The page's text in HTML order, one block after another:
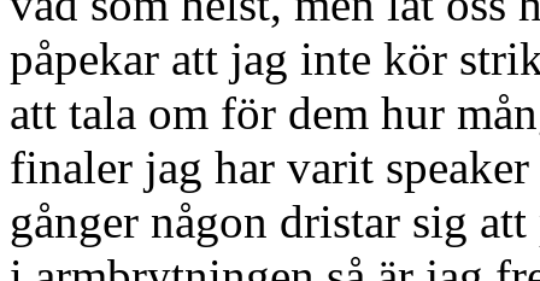
påpekar att jag inte kör
att tala om för dem hur
finaler jag har varit
gånger någon dristar sig